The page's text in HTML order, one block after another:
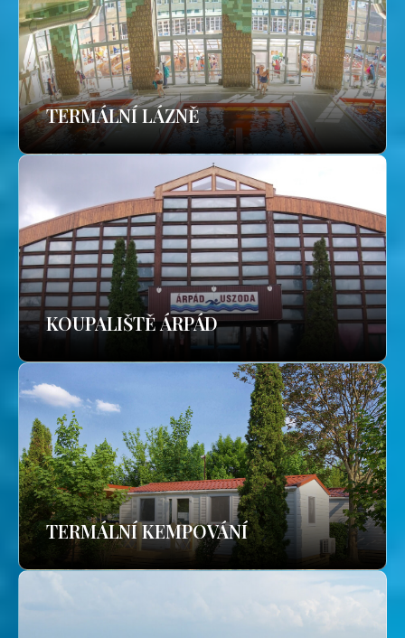
TERMÁLNÍ LÁZNĚ
KOUPALIŠTĚ ÁRPÁD
TERMÁLNÍ KEMPOVÁNÍ